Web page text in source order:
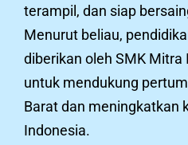
terampil, dan siap
Menurut beliau,
diberikan oleh SMK
untuk mendukung
Barat dan meningkatkan
Indonesia.